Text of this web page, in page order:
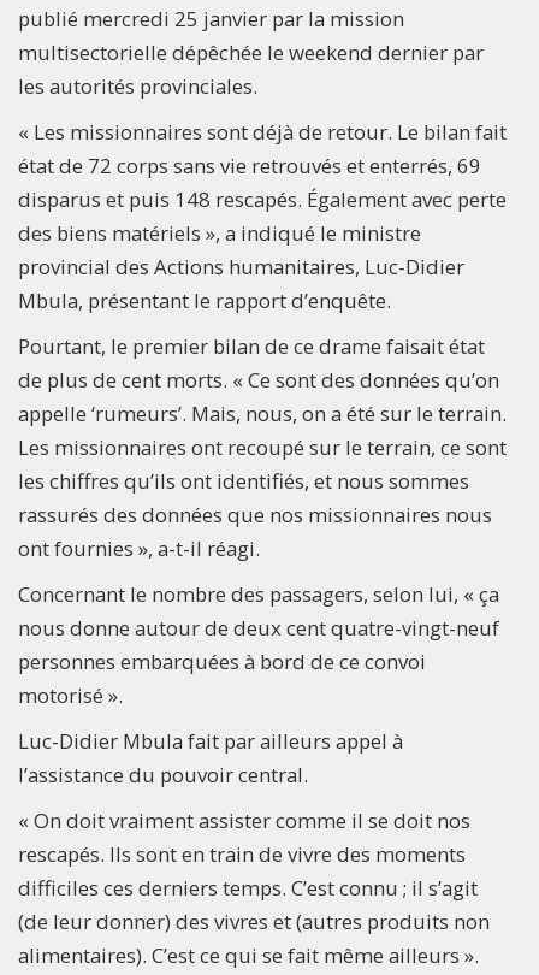
publié mercredi 25 janvier par la mission
multisectorielle dépêchée le weekend dernier par
les autorités provinciales.
« Les missionnaires sont déjà de retour. Le bilan fait
état de 72 corps sans vie retrouvés et enterrés, 69
disparus et puis 148 rescapés. Également avec perte
des biens matériels », a indiqué le ministre
provincial des Actions humanitaires, Luc-Didier
Mbula, présentant le rapport d’enquête.
Pourtant, le premier bilan de ce drame faisait état
de plus de cent morts. « Ce sont des données qu’on
appelle ‘rumeurs’. Mais, nous, on a été sur le terrain.
Les missionnaires ont recoupé sur le terrain, ce sont
les chiffres qu’ils ont identifiés, et nous sommes
rassurés des données que nos missionnaires nous
ont fournies », a-t-il réagi.
Concernant le nombre des passagers, selon lui, « ça
nous donne autour de deux cent quatre-vingt-neuf
personnes embarquées à bord de ce convoi
motorisé ».
Luc-Didier Mbula fait par ailleurs appel à
l’assistance du pouvoir central.
« On doit vraiment assister comme il se doit nos
rescapés. Ils sont en train de vivre des moments
difficiles ces derniers temps. C’est connu ; il s’agit
(de leur donner) des vivres et (autres produits non
alimentaires). C’est ce qui se fait même ailleurs ».